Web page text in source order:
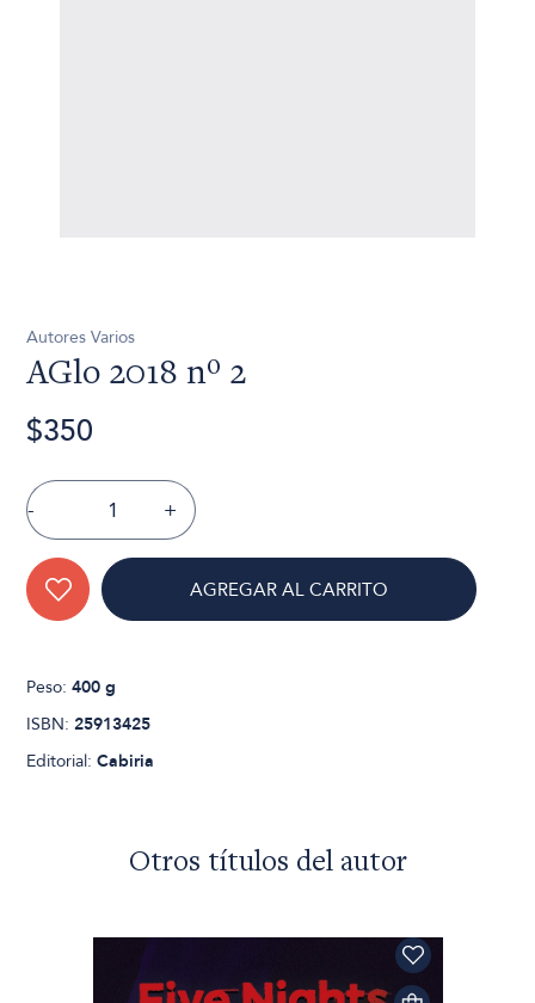
Autores Varios
AGlo 2018 nº 2
$350
- +
AGREGAR AL CARRITO
Peso:400 g
ISBN:25913425
Editorial:Cabiria
Otros títulos del autor